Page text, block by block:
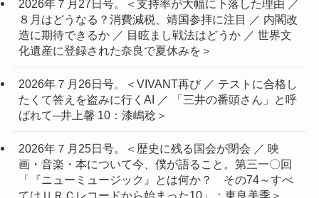
2026年７月27日号。＜支持率が大幅に下落した理由 ／
８月はどうなる？消費減税、靖国参拝に注目 ／ 内閣改
造に期待できるか ／ 目眩まし戦法はどうか ／ 世界文
化遺産に登録された奈良で夏休みを＞
2026年７月26日号。＜VIVANT再び ／ テストに合格し
たくて答えを盗みに行くAI ／ 「三井の番頭さん」と呼
ばれて─井上馨 10：漆嶋稔＞
2026年７月25日号。＜歴史に残る国会が閉会 ／ 映
画・音楽・本について今、僕が語ること。第三一〇回
「『ニューミュージック』とは何か？ その74～すべ
てはＵＲＣレコードから始まった10」：東良美季＞